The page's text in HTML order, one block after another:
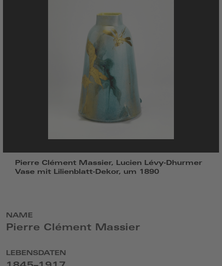
Pierre Clément Massier, Lucien Lévy-Dhurmer
Vase mit Lilienblatt-Dekor, um 1890
NAME
Pierre Clément Massier
LEBENSDATEN